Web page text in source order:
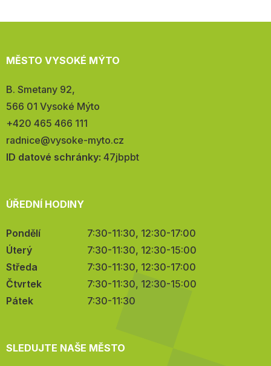
MĚSTO VYSOKÉ MÝTO
Adresa:
B. Smetany 92,
566 01 Vysoké Mýto
Telefon:
+420 465 466 111
E-
mail:
radnice@vysoke-myto.cz
ID datové schránky: 47jbpbt
ÚŘEDNÍ HODINY
Pondělí
7:30-11:30, 12:30-17:00
Úterý
7:30-11:30, 12:30-15:00
Středa
7:30-11:30, 12:30-17:00
Čtvrtek
7:30-11:30, 12:30-15:00
Pátek
7:30-11:30
SLEDUJTE NAŠE MĚSTO